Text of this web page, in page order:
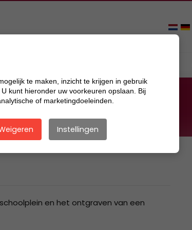
Acceptatiecriteria
Algemene voorwaarden
Certificaat BRL 2506
Certificaat BRL 9321
Certificaat VCAen het ontgraven van een
te maken, inzicht te krijgen in gebruik
kunt hieronder uw voorkeuren opslaan. Bij
of marketingdoeleinden.
Instellingen